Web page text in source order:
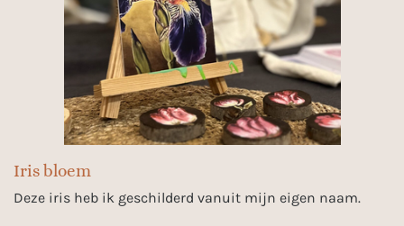
Iris bloem
Deze iris heb ik geschilderd vanuit mijn eigen naam.